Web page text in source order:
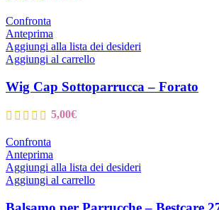
Confronta
Anteprima
Aggiungi alla lista dei desideri
Aggiungi al carrello
Wig Cap Sottoparrucca – Forato
5,00€
Confronta
Anteprima
Aggiungi alla lista dei desideri
Aggiungi al carrello